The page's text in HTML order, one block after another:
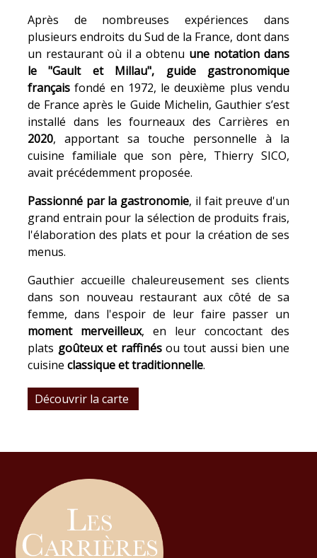
Après de nombreuses expériences dans
plusieurs endroits du Sud de la France, dont dans
un restaurant où il a obtenu une notation dans
le "Gault et Millau",
guide gastronomique
français fondé en 1972, le deuxième plus vendu
de France après le Guide Michelin, Gauthier s’est
installé dans les fourneaux des Carrières en
2020, apportant sa touche personnelle à la
cuisine familiale que son père, Thierry SICO,
avait précédemment proposée.
Passionné par la gastronomie, il fait preuve d'un
grand entrain pour la sélection de produits frais,
l'élaboration des plats et pour la création de ses
menus.
Gauthier accueille chaleureusement ses clients
dans son nouveau restaurant aux côté de sa
femme, dans l'espoir de leur faire passer un
moment merveilleux, en leur concoctant des
plats goûteux et raffinésou tout aussi bien une
cuisineclassique et traditionnelle.
Découvrir la carte